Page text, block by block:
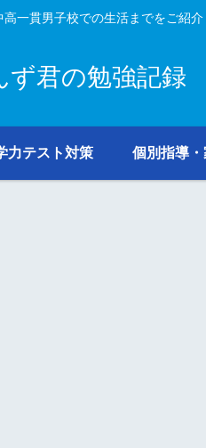
一貫男子校での生活までをご紹介
ず君の勉強記録
力テスト対策 個別指導